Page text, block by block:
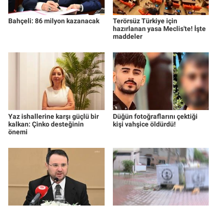
Bahçeli: 86 milyon kazanacak
Terörsüz Türkiye için
hazırlanan yasa Meclis'te! İşte
maddeler
Yaz ishallerine karşı güçlü bir
kalkan: Çinko desteğinin
önemi
Düğün fotoğraflarını çektiği
kişi vahşice öldürdü!